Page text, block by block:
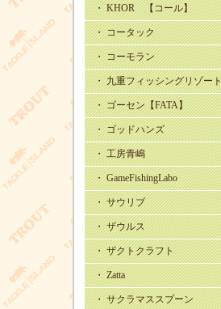
・ KHOR 【コール】
・ コータック
・ コーモラン
・ 九重フィッシングリゾート
・ ゴーセン【FATA】
・ ゴッドハンズ
・ 工房青嶋
・ GameFishingLabo
・ サウリブ
・ ザウルス
・ ザクトクラフト
・ Zatta
・ サクラマススプーン